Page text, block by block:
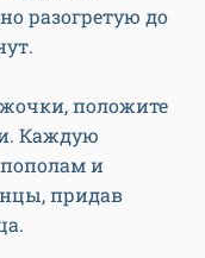
разогретую до
положите
Каждую
пополам и
придав